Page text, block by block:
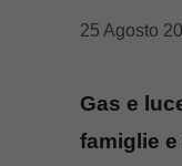
25 Agosto
Gas e
famiglie